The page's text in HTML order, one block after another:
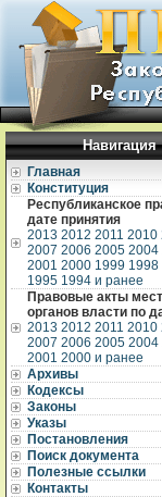
Навигация
Главная
Конституция
Республиканское
дате принятия
2013 2012 2011 2010
2007 2006 2005 2004
2001 2000 1999 1998
1995 1994 и ранее
Правовые акты
органов власти по
2013 2012 2011 2010
2007 2006 2005 2004
2001 2000 и ранее
Архивы
Кодексы
Законы
Указы
Постановления
Поиск документа
Полезные ссылки
Контакты